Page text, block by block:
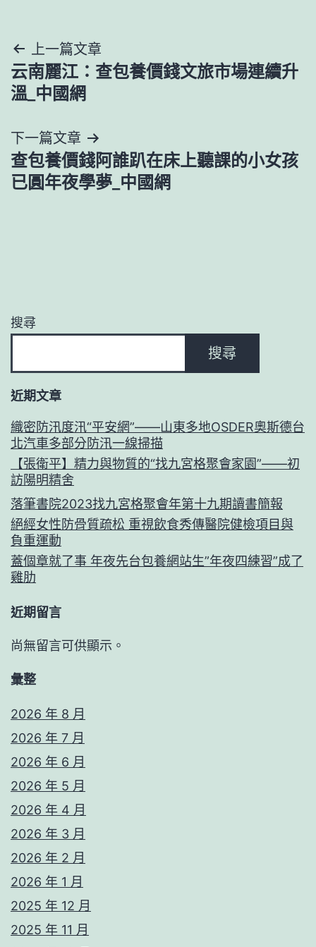
文
章
覽
上一篇文章
云南麗江：查包養價錢文旅市場連續升
溫_中國網
下一篇文章
查包養價錢阿誰趴在床上聽課的小女孩
已圓年夜學夢_中國網
搜尋
搜尋
近期文章
織密防汛度汛“平安網”——山東多地OSDER奧斯德台
北汽車多部分防汛一線掃描
【張衛平】精力與物質的“找九宮格聚會家園”——初
訪陽明精舍
落筆書院2023找九宮格聚會年第十九期讀書簡報
絕經女性防骨質疏松 重視飲食秀傳醫院健檢項目與
負重運動
蓋個章就了事 年夜先台包養網站生”年夜四練習”成了
雞肋
近期留言
尚無留言可供顯示。
彙整
2026 年 8 月
2026 年 7 月
2026 年 6 月
2026 年 5 月
2026 年 4 月
2026 年 3 月
2026 年 2 月
2026 年 1 月
2025 年 12 月
2025 年 11 月